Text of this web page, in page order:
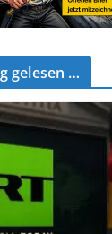
gelesen …